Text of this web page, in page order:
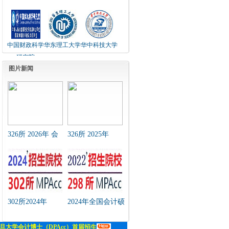
中国财政科学
研究院
华东理工大学华中科技大学
图片新闻
326所 2026年 会
招生简章 汇总
326所 2025年
近年招生复试分数
线汇总
302所2024年
线汇总
2024年全国会计硕
表
大学会计博士（DPAcc）首届招生